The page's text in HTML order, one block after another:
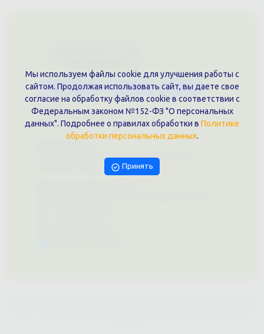
Каталог услуг Сувениры Магазин
О нас
Примеры выполненных работ
Вконтакте
Документы
Мы используем файлы cookie для улучшения работы с
сайтом. Продолжая использовать сайт, вы даете свое
согласие на обработку файлов cookie в соответствии с
Федеральным законом №152-ФЗ "О персональных
данных". Подробнее о правилах обработки в Политике
обработки персональных данных.
Принять